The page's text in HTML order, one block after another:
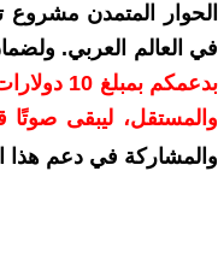
الحوار المتمدن مشروع
في العالم العربي.
بدعمكم
والمستقل، ليبقى صوتًا
والمشاركة في دعم هذا